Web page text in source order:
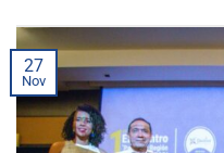
27
Nov